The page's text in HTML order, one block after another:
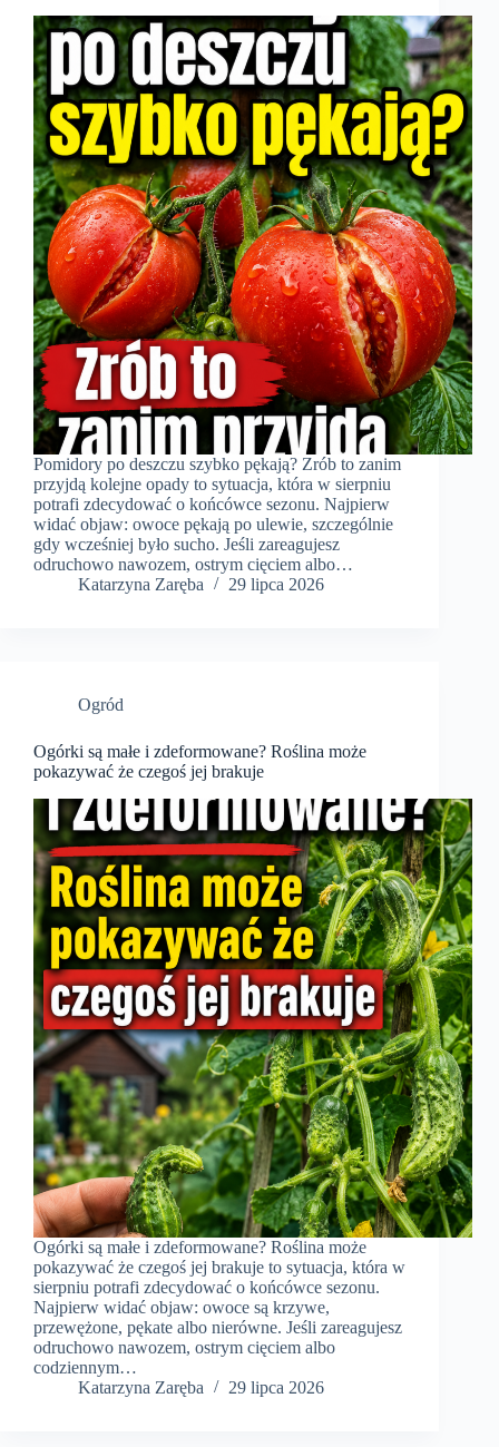
Pomidory po deszczu szybko pękają? Zrób to zanim
przyjdą kolejne opady to sytuacja, która w sierpniu
potrafi zdecydować o końcówce sezonu. Najpierw
widać objaw: owoce pękają po ulewie, szczególnie
gdy wcześniej było sucho. Jeśli zareagujesz
odruchowo nawozem, ostrym cięciem albo…
Katarzyna Zaręba
29 lipca 2026
Ogród
Ogórki są małe i zdeformowane? Roślina może
pokazywać że czegoś jej brakuje
Ogórki są małe i zdeformowane? Roślina może
pokazywać że czegoś jej brakuje to sytuacja, która w
sierpniu potrafi zdecydować o końcówce sezonu.
Najpierw widać objaw: owoce są krzywe,
przewężone, pękate albo nierówne. Jeśli zareagujesz
odruchowo nawozem, ostrym cięciem albo
codziennym…
Katarzyna Zaręba
29 lipca 2026